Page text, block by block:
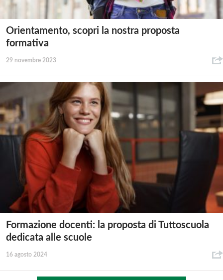
Orientamento, scopri la nostra proposta
formativa
29 novembre 2023
Formazione docenti: la proposta di Tuttoscuola
dedicata alle scuole
16 agosto 2024